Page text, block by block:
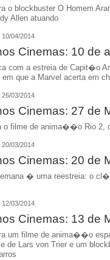
o blockbuster O Homem
Allen atuando
10/04/2014
Cinemas: 10 de
com a estreia de Capit�o
que a Marvel acerta em
26/03/2014
Cinemas: 27 de
o filme de anima��o Rio 2,
20/03/2014
Cinemas: 20 de
� uma reestreia: o
12/03/2014
Cinemas: 13 de
um filme de anima��o
de Lars von Trier e um